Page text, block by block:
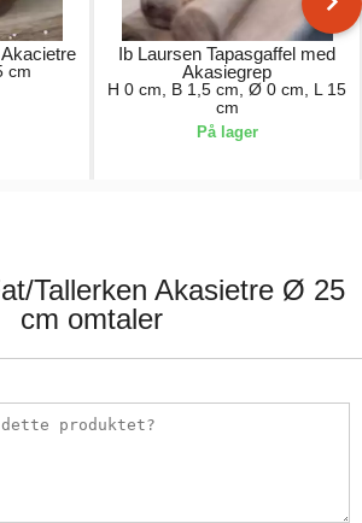
cm
Ib Laursen Tapasgaffel med
Akasiegrep
H 0 cm, B 1,5 cm, Ø 0 cm, L 15
cm
På lager
Tallerken Akasietre Ø 25
cm omtaler